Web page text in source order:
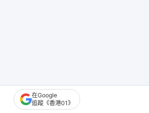
在Google
追蹤《香港01》